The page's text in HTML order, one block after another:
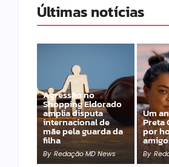
Últimas notícias
Agressão no
Shopping Eldorado
amplia disputa
internacional de
mãe pela guarda da
filha
By Redação MD News
Um
Preta
por
By